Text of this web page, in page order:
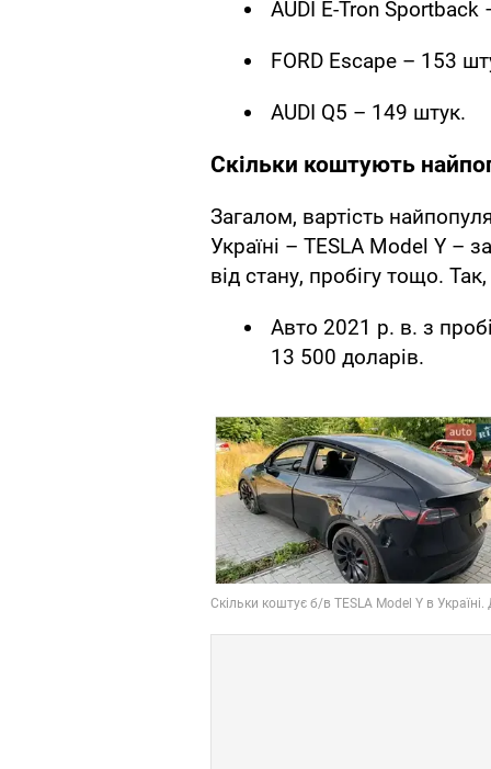
AUDI E-Tron
FORD Escape – 153
AUDI Q5 – 149 штук.
Скільки коштують
Загалом, вартість
Україні – TESLA Model Y –
від стану, пробігу тощо.
Авто 2021 р. в. з
13 500 доларів.